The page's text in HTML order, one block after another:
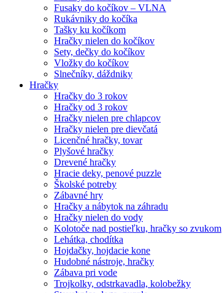
Fusaky do kočíkov – VLNA
Rukávniky do kočíka
Tašky ku kočíkom
Hračky nielen do kočíkov
Sety, dečky do kočíkov
Vložky do kočíkov
Slnečníky, dáždniky
Hračky
Hračky do 3 rokov
Hračky od 3 rokov
Hračky nielen pre chlapcov
Hračky nielen pre dievčatá
Licenčné hračky, tovar
Plyšové hračky
Drevené hračky
Hracie deky, penové puzzle
Školské potreby
Zábavné hry
Hračky a nábytok na záhradu
Hračky nielen do vody
Kolotoče nad postieľku, hračky so zvukom
Lehátka, chodítka
Hojdačky, hojdacie kone
Hudobné nástroje, hračky
Zábava pri vode
Trojkolky, odstrkavadla, kolobežky